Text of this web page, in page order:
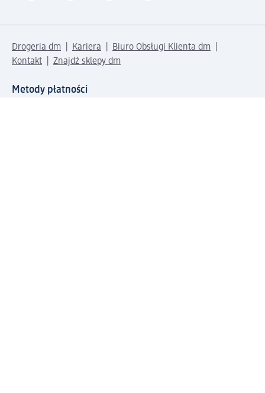
Drogeria dm Kariera
Biuro Obsługi Klienta dm
Kontakt
Znajdź sklepy dm
Metody płatności